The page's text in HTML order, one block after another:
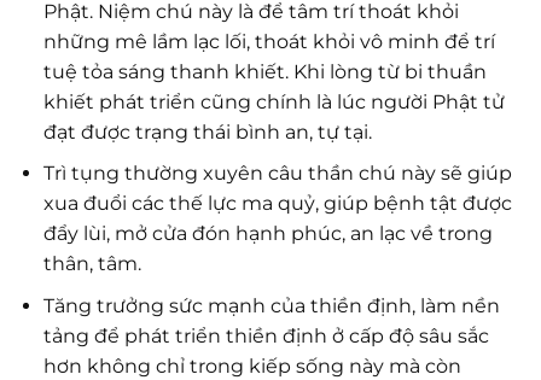
Phật. Niệm chú này là để tâm trí thoát khỏi
những mê lầm lạc lối, thoát khỏi vô minh để trí
tuệ tỏa sáng thanh khiết. Khi lòng từ bi thuần
khiết phát triển cũng chính là lúc người Phật tử
đạt được trạng thái bình an, tự tại.
Trì tụng thường xuyên câu thần chú này sẽ giúp
xua đuổi các thế lực ma quỷ, giúp bệnh tật được
đẩy lùi, mở cửa đón hạnh phúc, an lạc về trong
thân, tâm.
Tăng trưởng sức mạnh của thiền định, làm nền
tảng để phát triển thiền định ở cấp độ sâu sắc
hơn không chỉ trong kiếp sống này mà còn